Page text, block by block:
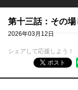
第十三話：その
2026年03月12日
シェアして応援しよう！
ポスト